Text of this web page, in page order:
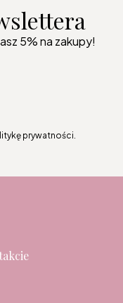
5% na zakupy!
prywatności.